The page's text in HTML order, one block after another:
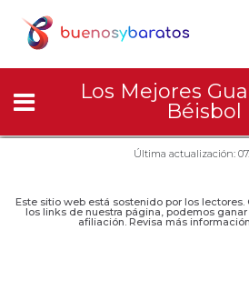
Los Mejores
Béisbol
Última actualización:
Este sitio web está sostenido por los
los links de nuestra página, podemos
afiliación. Revisa más